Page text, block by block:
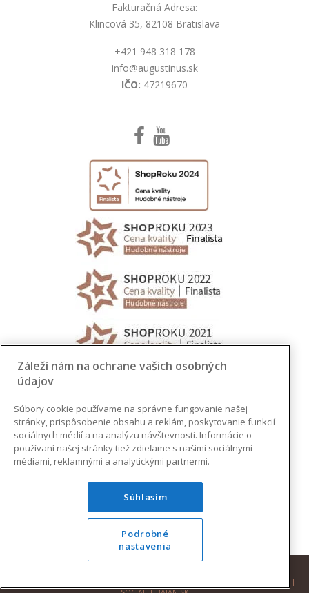
Fakturačná Adresa:
Klincová 35, 82108 Bratislava
+421 948 318 178
info@augustinus.sk
IČO: 47219670
|
Záleží nám na ochrane vašich osobných
údajov
Súbory cookie používame na správne fungovanie našej
stránky, prispôsobenie obsahu a reklám, poskytovanie funkcií
sociálnych médií a na analýzu návštevnosti. Informácie o
používaní našej stránky tiež zdieľame s našimi sociálnymi
médiami, reklamnými a analytickými partnermi.
Súhlasím
Podrobné
nastavenia